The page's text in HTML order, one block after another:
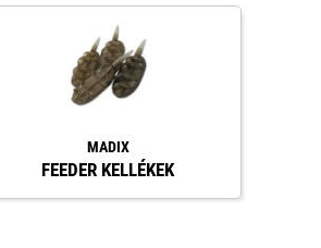
MADIX
FEEDER KELLÉKEK